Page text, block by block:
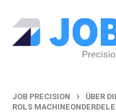
JOB PRECISION › ÜBER
ROLS